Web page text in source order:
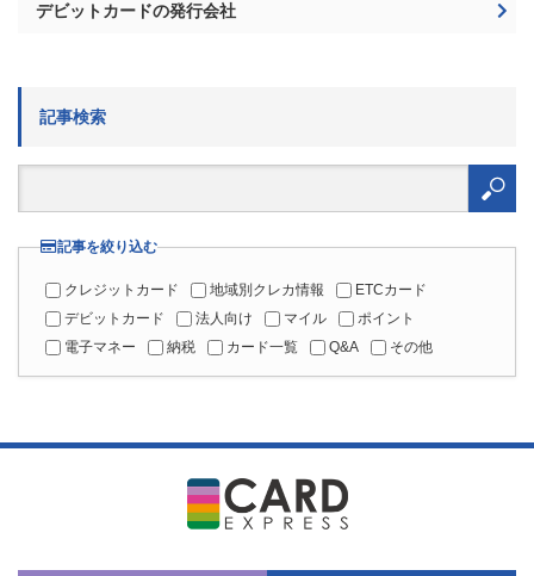
デビットカードの発行会社
記事検索
検
記事を絞り込む
クレジットカード 地域別クレカ情報
ETCカード
デビットカード
法人向け マイル
ポイント
電子マネー
納税 カード一覧 Q&A その他